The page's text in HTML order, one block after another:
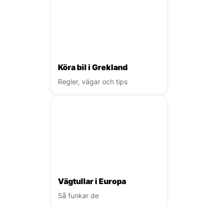
Köra bil i Grekland
Regler, vägar och tips
Vägtullar i Europa
Så funkar de